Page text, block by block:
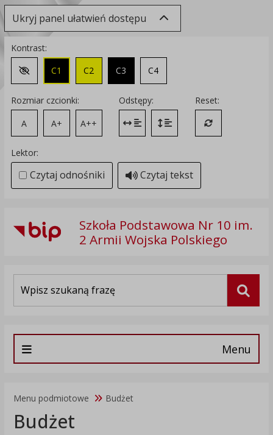
Ukryj panel ułatwień dostępu
Kontrast:
Zmień kontrast na domyślny
C1 C2 C3 C4
Rozmiar czcionki:
A
A+ A++
Odstępy:
Zmień odstęp między literami
Zmień interlinię i margines
Reset:
Przywróć
Lektor:
Czytaj odnośniki Czytaj tekst
Szkoła Podstawowa Nr 10 im.
2 Armii Wojska Polskiego
Menu
Menu podmiotowe Budżet
Budżet